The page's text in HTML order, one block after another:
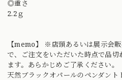
◎重さ
2.2ｇ
【memo】 ※店頭あるいは展示会
で、ご注文をいただいた時点で品
ます。あらかじめご了承ください。
天然ブラックオパールのペンダント